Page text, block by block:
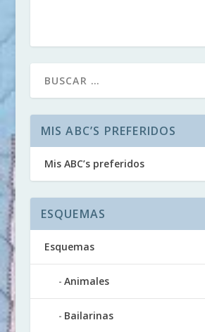
MIS ABC’S PREFERIDOS
Mis ABC’s preferidos
ESQUEMAS
Esquemas
Animales
Bailarinas